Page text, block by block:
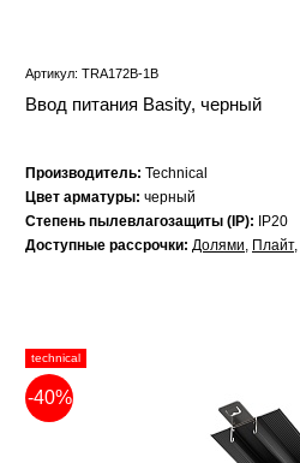
Артикул: TRA172B-1B
Ввод питания Basity, черный
Производитель: Technical
Цвет арматуры: черный
Степень пылевлагозащиты (IP):
IP20
Доступные рассрочки: Долями, Плайт,
technical
-40%